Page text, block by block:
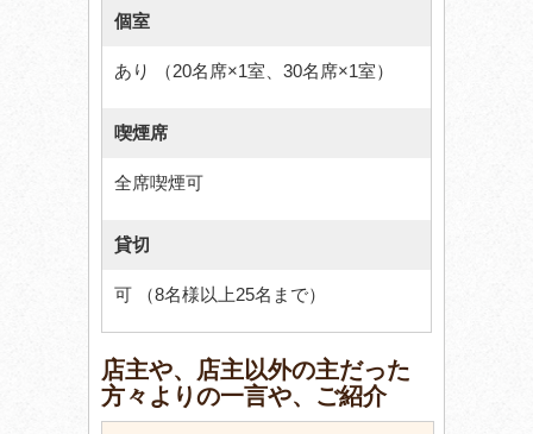
個室
あり （20名席×1室、30名席×1室）
喫煙席
全席喫煙可
貸切
可 （8名様以上25名まで）
店主や、店主以外の主だった
方々よりの一言や、ご紹介